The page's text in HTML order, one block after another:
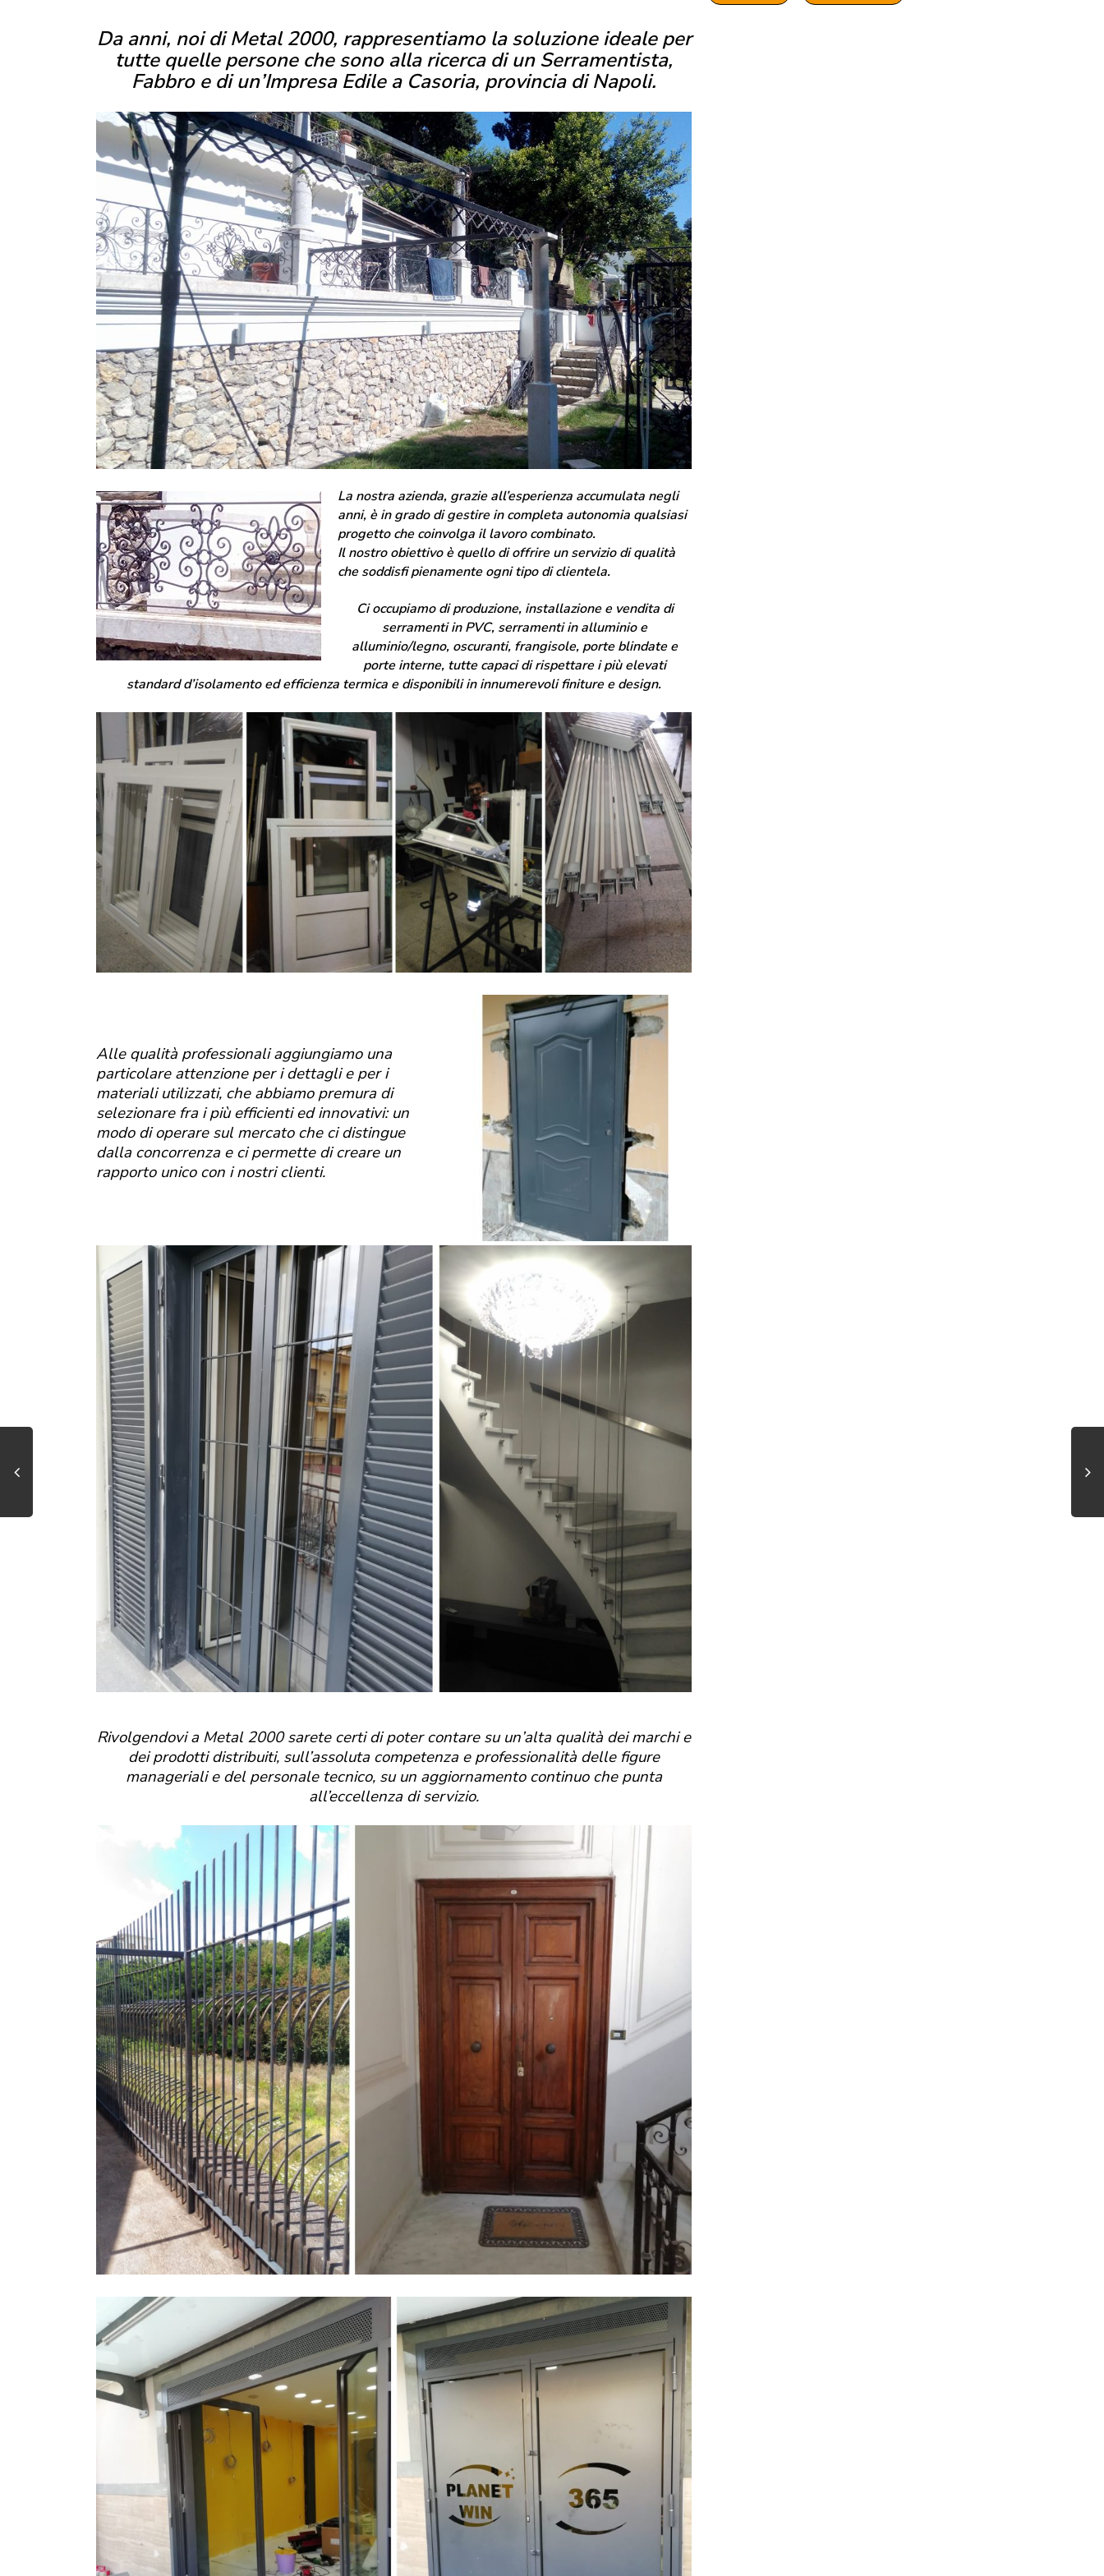
Da anni, noi di Metal 2000, rappresentiamo la soluzione ideale per
tutte quelle persone che sono alla ricerca di un Serramentista,
Fabbro e di un’Impresa Edile a Casoria, provincia di Napoli.
La nostra azienda, grazie all’esperienza accumulata negli
anni, è in grado di gestire in completa autonomia qualsiasi
progetto che coinvolga il lavoro combinato.
Il nostro obiettivo è quello di offrire un servizio di qualità
che soddisfi pienamente ogni tipo di clientela.
Ci occupiamo di produzione, installazione e vendita di
serramenti in PVC, serramenti in alluminio e
alluminio/legno, oscuranti, frangisole, porte blindate e
porte interne, tutte capaci di rispettare i più elevati
standard d’isolamento ed efficienza termica e disponibili in innumerevoli finiture e design.
Alle qualità professionali aggiungiamo una
particolare attenzione per i dettagli e per i
materiali utilizzati, che abbiamo premura di
selezionare fra i più efficienti ed innovativi: un
modo di operare sul mercato che ci distingue
dalla concorrenza e ci permette di creare un
rapporto unico con i nostri clienti.
Rivolgendovi a Metal 2000 sarete certi di poter contare su un’alta qualità dei marchi e
dei prodotti distribuiti, sull’assoluta competenza e professionalità delle figure
manageriali e del personale tecnico, su un aggiornamento continuo che punta
all’eccellenza di servizio.